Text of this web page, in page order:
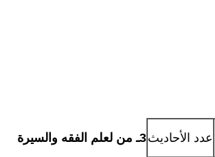
عدد الأحاديث3ـ من لعلم الفقه والسيرة